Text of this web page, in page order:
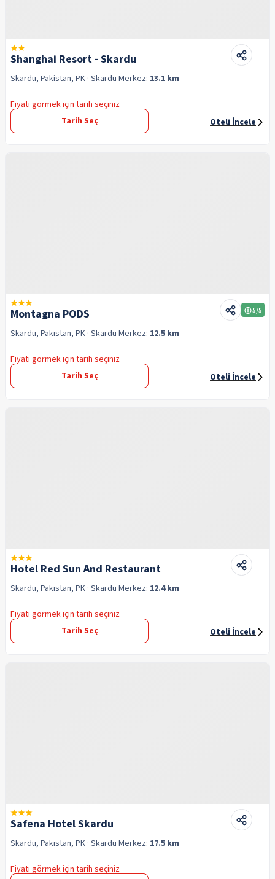
Shanghai Resort - Skardu
Skardu, Pakistan, PK · Skardu Merkez: 13.1 km
Fiyatı görmek için tarih seçiniz
Tarih Seç
Oteli İncele
Montagna PODS 5/5
Skardu, Pakistan, PK · Skardu Merkez: 12.5 km
Fiyatı görmek için tarih seçiniz
Tarih Seç
Oteli İncele
Hotel Red Sun And Restaurant
Skardu, Pakistan, PK · Skardu Merkez: 12.4 km
Fiyatı görmek için tarih seçiniz
Tarih Seç
Oteli İncele
Safena Hotel Skardu
Skardu, Pakistan, PK · Skardu Merkez: 17.5 km
Fiyatı görmek için tarih seçiniz